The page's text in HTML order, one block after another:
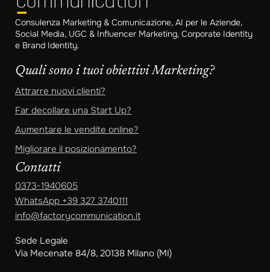
Consulenza Marketing & Comunicazione, AI per le Aziende,
Social Media, UGC & Influencer Marketing, Corporate Identity
e Brand Identity.
Quali sono i tuoi obiettivi Marketing?
Attrarre nuovi clienti?
Far decollare una Start Up?
Aumentare le vendite online?
Migliorare il posizionamento?
Contatti
0373-1940605
WhatsApp +39 327 3740111
info@factorycommunication.it
Sede Legale
Via Mecenate 84/8, 20138 Milano (MI)